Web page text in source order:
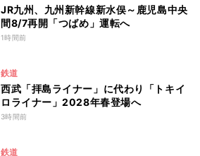
JR九州、九州新幹線新水俣～鹿児島中央
間8/7再開「つばめ」運転へ
1時間前
鉄道
西武「拝島ライナー」に代わり「トキイ
ロライナー」2028年春登場へ
3時間前
鉄道